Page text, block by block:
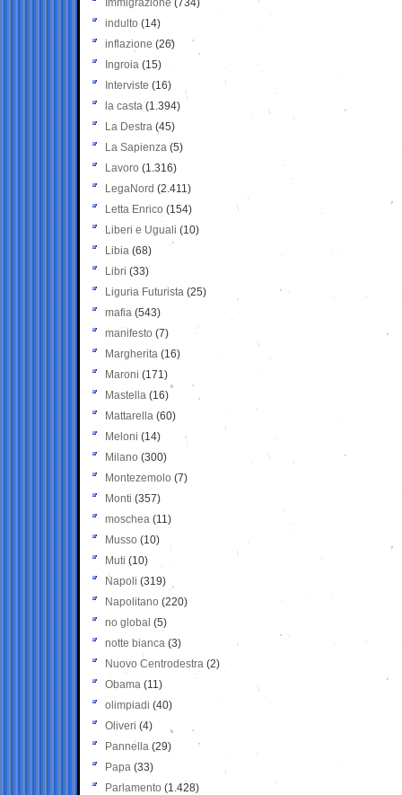
Immigrazione (734)
indulto (14)
inflazione (26)
Ingroia (15)
Interviste (16)
la casta (1.394)
La Destra (45)
La Sapienza (5)
Lavoro (1.316)
LegaNord (2.411)
Letta Enrico (154)
Liberi e Uguali (10)
Libia (68)
Libri (33)
Liguria Futurista (25)
mafia (543)
manifesto (7)
Margherita (16)
Maroni (171)
Mastella (16)
Mattarella (60)
Meloni (14)
Milano (300)
Montezemolo (7)
Monti (357)
moschea (11)
Musso (10)
Muti (10)
Napoli (319)
Napolitano (220)
no global (5)
notte bianca (3)
Nuovo Centrodestra (2)
Obama (11)
olimpiadi (40)
Oliveri (4)
Pannella (29)
Papa (33)
Parlamento (1.428)